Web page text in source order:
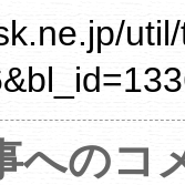
のコ